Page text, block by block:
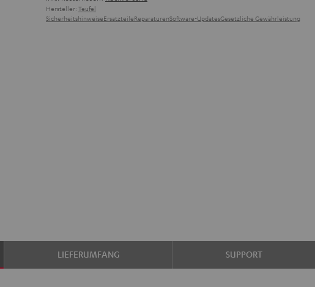
Hersteller: Teufel
SicherheitshinweiseErsatzteileReparaturenSoftware-UpdatesGesetzliche Gewährleistung
LIEFERUMFANG SUPPORT